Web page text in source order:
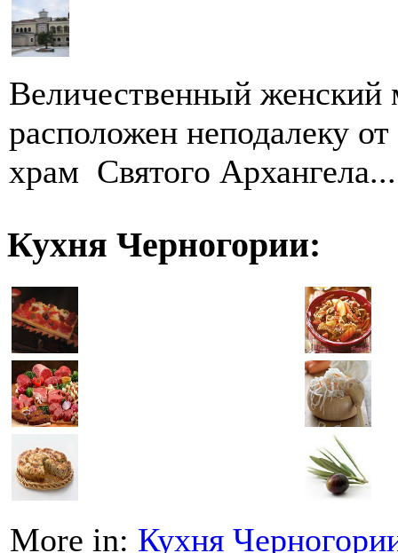
Величественный
расположен неподалеку
храм Святого Архангела...
Кухня Черногории:
More in: Кухня